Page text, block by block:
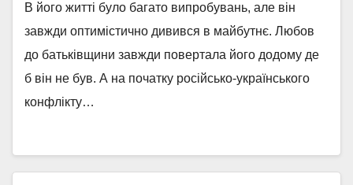
В його житті було багато випробувань, але він
завжди оптимістично дивився в майбутнє. Любов
до батьківщини завжди повертала його додому де
б він не був. А на початку російсько-українського
конфлікту…